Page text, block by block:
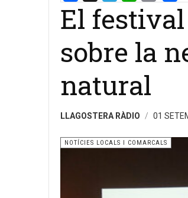
Email Share
El
sobre la
natural
LLAGOSTERA RÀDIO 01
NOTÍCIES LOCALS I COMARCALS